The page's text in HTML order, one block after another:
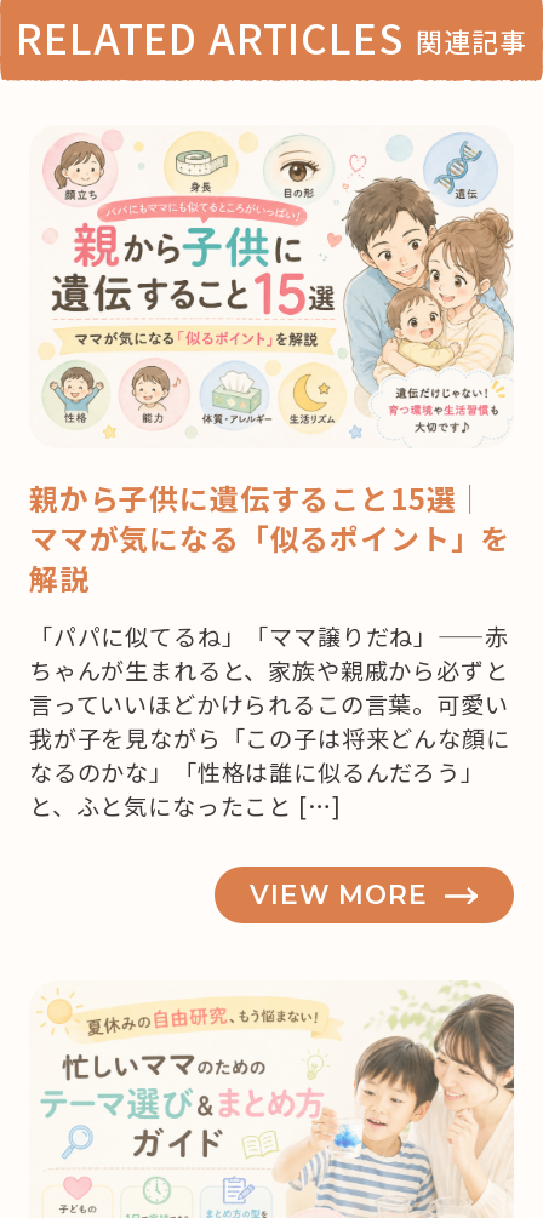
RELATED ARTICLES 関連記事
親から子供に遺伝すること15選｜
ママが気になる「似るポイント」を
解説
「パパに似てるね」「ママ譲りだね」——赤
ちゃんが生まれると、家族や親戚から必ずと
言っていいほどかけられるこの言葉。可愛い
我が子を見ながら「この子は将来どんな顔に
なるのかな」「性格は誰に似るんだろう」
と、ふと気になったこと […]
VIEW MORE